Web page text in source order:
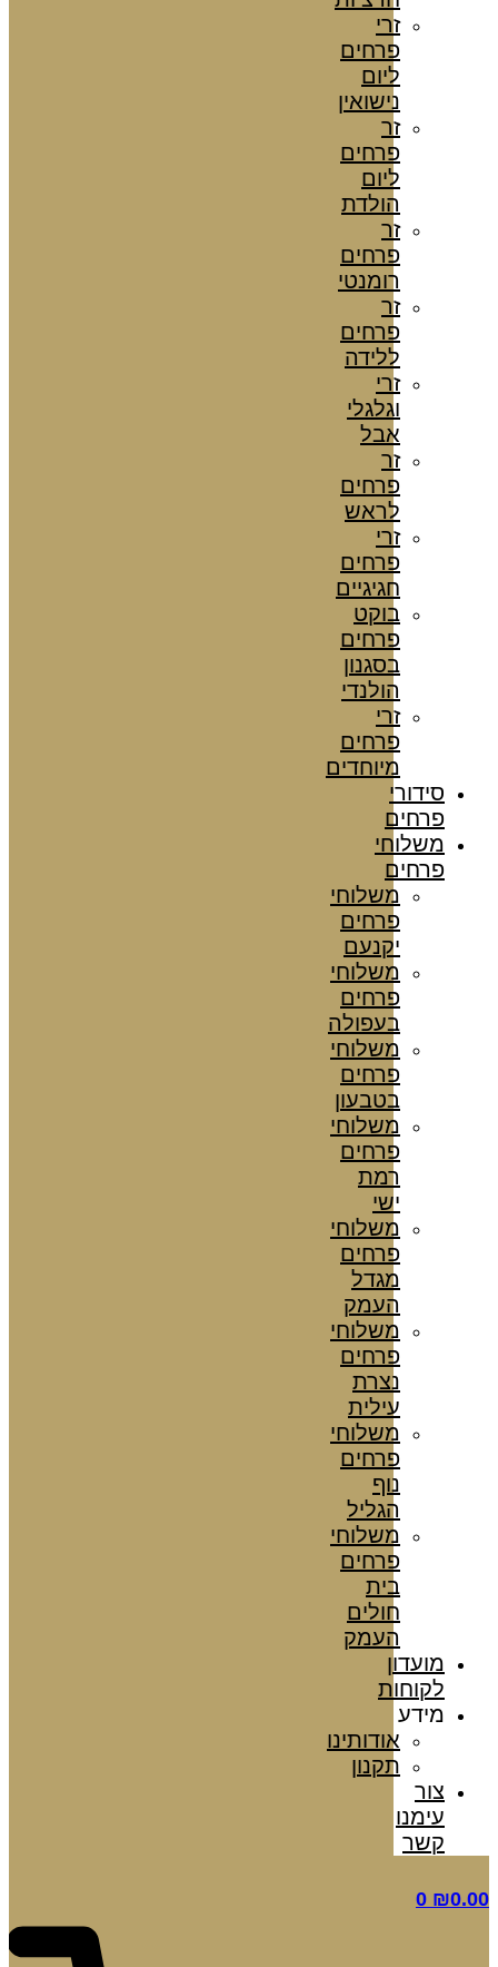
זרי
פרחים
ליום
נישואין
זר
פרחים
ליום
הולדת
זר
פרחים
רומנטי
זר
פרחים
ללידה
זרי
וגלגלי
אבל
זר
פרחים
לראש
זרי
פרחים
חגיגיים
בוקט
פרחים
בסגנון
הולנדי
זרי
פרחים
מיוחדים
סידורי
פרחים
משלוחי
פרחים
משלוחי
פרחים
יקנעם
משלוחי
פרחים
בעפולה
משלוחי
פרחים
בטבעון
משלוחי
פרחים
רמת
ישי
משלוחי
פרחים
מגדל
העמק
משלוחי
פרחים
נצרת
עילית
משלוחי
פרחים
נוף
הגליל
משלוחי
פרחים
בית
חולים
העמק
מועדון
לקוחות
מידע
אודותינו
תקנון
צור
עימנו
קשר
₪0.00
0